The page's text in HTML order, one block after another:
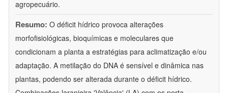
agropecuário.
Resumo: O déficit hídrico provoca alterações
morfofisiológicas, bioquímicas e moleculares que
condicionam a planta a estratégias para aclimatização e/ou
adaptação. A metilação do DNA é sensível e dinâmica nas
plantas, podendo ser alterada durante o déficit hídrico.